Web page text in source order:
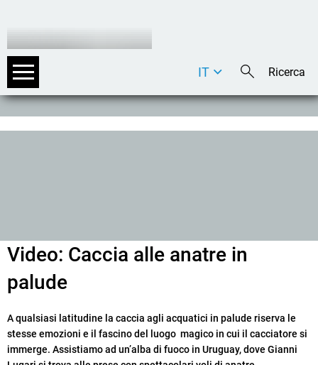
DE
IT
Video: Caccia alle anatre in
palude
A qualsiasi latitudine la caccia agli acquatici in palude riserva le
stesse emozioni e il fascino del luogo magico in cui il cacciatore si
immerge. Assistiamo ad un’alba di fuoco in Uruguay, dove Gianni